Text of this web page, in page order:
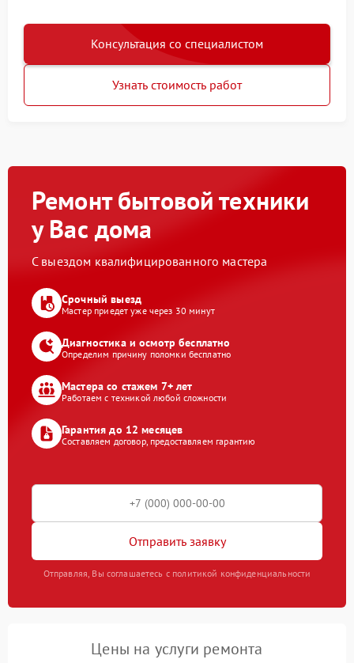
Консультация со специалистом
Узнать стоимость работ
Ремонт бытовой техники
у Вас дома
С выездом квалифицированного мастера
Срочный выезд
Мастер приедет уже через 30 минут
Диагностика и осмотр бесплатно
Определим причину поломки бесплатно
Мастера со стажем 7+ лет
Работаем с техникой любой сложности
Гарантия до 12 месяцев
Составляем договор, предоставляем гарантию
Отправить заявку
Отправляя, Вы соглашаетесь с политикой конфиденциальности
Цены на услуги ремонта